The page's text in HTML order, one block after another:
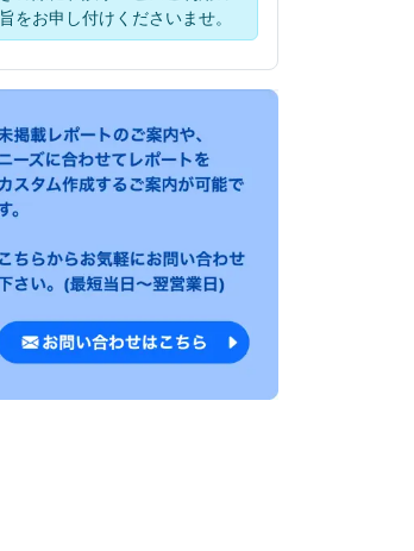
旨をお申し付けくださいませ。